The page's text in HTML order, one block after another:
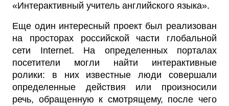
«Интерактивный учитель английского языка».
Еще один интересный проект был реализован
на просторах российской части глобальной
сети Internet. На определенных порталах
посетители могли найти интерактивные
ролики: в них известные люди совершали
определенные действия или произносили
речь, обращенную к смотрящему, после чего